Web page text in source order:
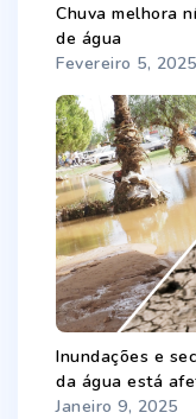
Chuva melhora
de água
Fevereiro 5, 2025
Inundações e
da água está
Janeiro 9, 2025